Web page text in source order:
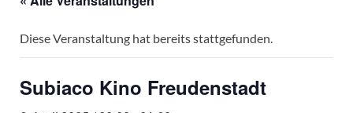
Diese Veranstaltung hat bereits stattgefunden.
Subiaco Kino Freudenstadt